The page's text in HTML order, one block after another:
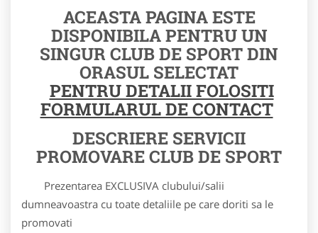
ACEASTA PAGINA ESTE
DISPONIBILA PENTRU UN
SINGUR CLUB DE SPORT DIN
ORASUL SELECTAT
PENTRU DETALII FOLOSITI
FORMULARUL DE CONTACT
DESCRIERE SERVICII
PROMOVARE CLUB DE SPORT
Prezentarea EXCLUSIVA clubului/salii
dumneavoastra cu toate detaliile pe care doriti sa le
promovati